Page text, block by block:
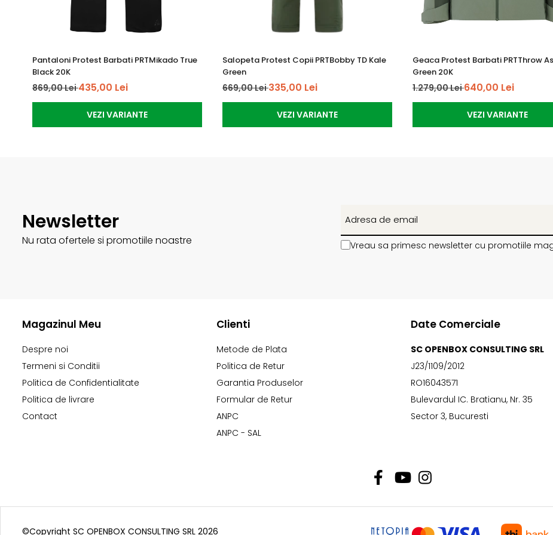
Pantaloni Protest Barbati PRTMikado True
Black 20K
869,00 Lei435,00 Lei
VEZI VARIANTE
Salopeta Protest Copii PRTBobby TD Kale
Green
669,00 Lei335,00 Lei
VEZI VARIANTE
Geaca Protest Barbati PRTThrow
Green 20K
1.279,00 Lei640,00 Lei
VEZI VARIANTE
Newsletter
Nu rata ofertele si promotiile noastre Vreau sa primesc newsletter cu promotiile
Magazinul Meu
Despre noi
Termeni si Conditii
Politica de Confidentialitate
Politica de livrare
Contact
Clienti
Metode de Plata
Politica de Retur
Garantia Produselor
Formular de Retur
ANPC
ANPC - SAL
Date Comerciale
SC OPENBOX CONSULTING SRL
J23/1109/2012
RO16043571
Bulevardul IC. Bratianu, Nr. 35
Sector 3, Bucuresti
©Copyright SC OPENBOX CONSULTING SRL 2026